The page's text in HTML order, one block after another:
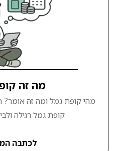
מה זה
מהי קופת גמל ומה זה
קופת גמל רגילה
לכתבה